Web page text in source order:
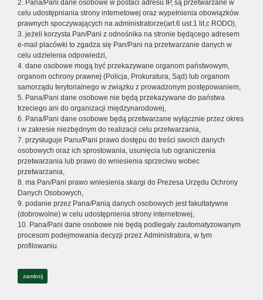
2. Pana/Pani dane osobowe w postaci adresu IP, są przetwarzane w
celu udostępniania strony internetowej oraz wypełnienia obowiązków
prawnych spoczywających na administratorze(art.6 ust.1 lit.c RODO),
3. jeżeli korzysta Pan/Pani z odnośnika na stronie będącego adresem
e-mail placówki to zgadza się Pan/Pani na przetwarzanie danych w
celu udzielenia odpowiedzi,
4. dane osobowe mogą być przekazywane organom państwowym,
organom ochrony prawnej (Policja, Prokuratura, Sąd) lub organom
samorządu terytorialnego w związku z prowadzonym postępowaniem,
5. Pana/Pani dane osobowe nie będą przekazywane do państwa
trzeciego ani do organizacji międzynarodowej,
6. Pana/Pani dane osobowe będą przetwarzane wyłącznie przez okres
i w zakresie niezbędnym do realizacji celu przetwarzania,
7. przysługuje Panu/Pani prawo dostępu do treści swoich danych
osobowych oraz ich sprostowania, usunięcia lub ograniczenia
przetwarzania lub prawo do wniesienia sprzeciwu wobec
przetwarzania,
8. ma Pan/Pani prawo wniesienia skargi do Prezesa Urzędu Ochrony
Danych Osobowych,
9. podanie przez Pana/Panią danych osobowych jest fakultatywne
(dobrowolne) w celu udostępnienia strony internetowej,
10. Pana/Pani dane osobowe nie będą podlegały zautomatyzowanym
procesom podejmowania decyzji przez Administratora, w tym
profilowaniu.
zamknij